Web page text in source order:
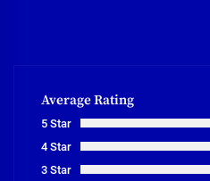
Average Rating
5 Star
4 Star
3 Star